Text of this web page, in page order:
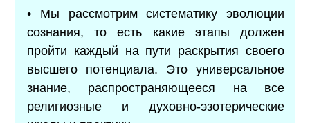
• Мы рассмотрим систематику эволюции
сознания, то есть какие этапы должен
пройти каждый на пути раскрытия своего
высшего потенциала. Это универсальное
знание, распространяющееся на все
религиозные и духовно-эзотерические